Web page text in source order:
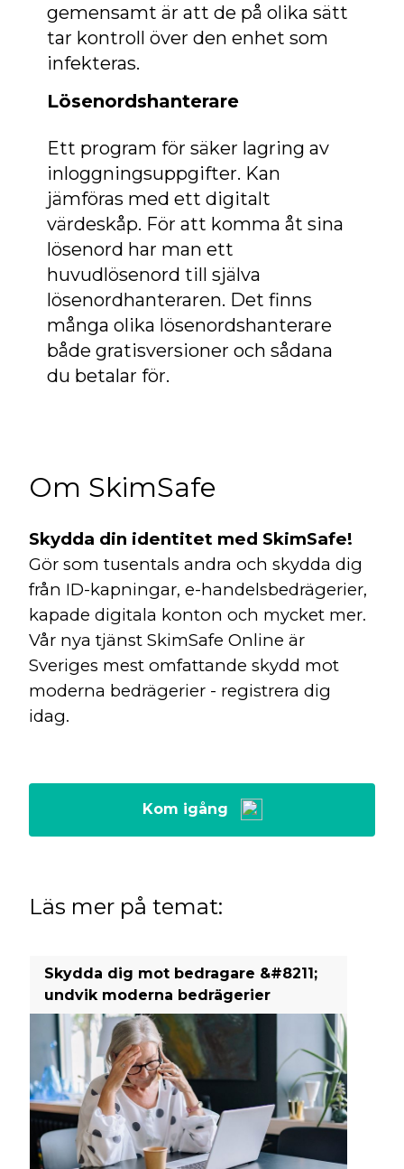
gemensamt är att de på olika sätt
tar kontroll över den enhet som
infekteras.
Lösenordshanterare
Ett program för säker lagring av
inloggningsuppgifter. Kan
jämföras med ett digitalt
värdeskåp. För att komma åt sina
lösenord har man ett
huvudlösenord till själva
lösenordhanteraren. Det finns
många olika lösenordshanterare
både gratisversioner och sådana
du betalar för.
Om SkimSafe
Skydda din identitet med SkimSafe!
Gör som tusentals andra och skydda dig
från ID-kapningar, e-handelsbedrägerier,
kapade digitala konton och mycket mer.
Vår nya tjänst SkimSafe Online är
Sveriges mest omfattande skydd mot
moderna bedrägerier - registrera dig
idag.
Kom igång
Läs mer på temat:
Skydda dig mot bedragare &#8211;
undvik moderna bedrägerier